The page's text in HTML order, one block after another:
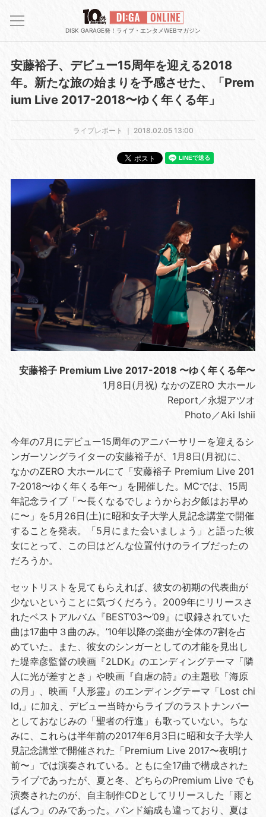
DISK GARAGE発！ライブ・エンタメWEBマガジン
安藤裕子、デビュー15周年を迎える2018
年。新たな旅の始まりを予感させた、「Prem
ium Live 2017-2018〜ゆく年くる年」
ライブレポート ｜ 2018.02.05 13:00
安藤裕子 Premium Live 2017-2018 〜ゆく年くる年〜
1月8日(月祝) なかのZERO 大ホール
Report／永堀アツオ
Photo／Aki Ishii
今年の7月にデビュー15周年のアニバーサリーを迎えるシ
ンガーソングライターの安藤裕子が、 1月 8日(月祝)に、
なかのZERO 大ホールにて「安藤裕子 Premium Live 201
7-2018〜ゆく年くる年〜」を開催した。 MCでは、 15周
年記念ライブ「〜長くなるでしょうからお夕飯はお早め
に〜」を5月 26日(土)に昭和女子大学人見記念講堂で開催
することを発表。「5月にまた会いましょう」と語った彼
女にとって、この日はどんな位置付けのライブだったの
だろうか。
セットリストを見てもらえれば、彼女の初期の代表曲が
少ないということに気づくだろう。 2009年にリリースさ
れたベストアルバム『BEST’03〜’09』に収録されていた
曲は17曲中３曲のみ。 ’10年以降の楽曲が全体の7割を占
めていた。また、彼女のシンガーとしての才能を見出し
た堤幸彦監督の映画『2LDK』のエンディングテーマ「隣
人に光が差すとき」や映画『自虐の詩』の主題歌「海原
の月」、映画『人形霊』のエンディングテーマ「Lost chi
ld, 」に加え、デビュー当時からライブのラストナンバー
としておなじみの「聖者の行進」も歌っていない。ちな
みに、これらは半年前の2017年6月 3日に昭和女子大学人
見記念講堂で開催された「Premium Live 2017〜夜明け
前〜」では演奏されている。ともに全17曲で構成された
ライブであったが、夏と冬、どちらのPremium Live でも
演奏されたのが、自主制作CDとしてリリースした「雨と
ぱんつ」のみであった。バンド編成も違っており、夏は